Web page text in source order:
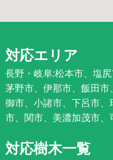
対応エリア
長野・岐阜:松本市、塩
茅野市、伊那市、飯田
御市、小諸市、下呂市
市、関市、美濃加茂市
対応樹木一覧